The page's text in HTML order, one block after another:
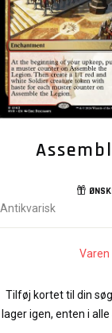
Antikvarisk
Tilføj kortet til din
lager igen, enten i